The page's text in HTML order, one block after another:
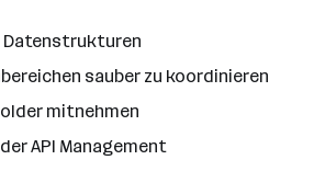
Datenstrukturen
sauber zu koordinieren
mitnehmen
API Management